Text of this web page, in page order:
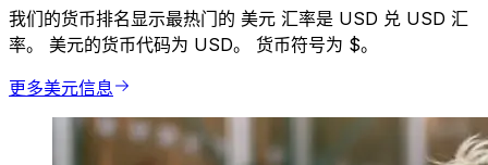
我们的货币排名显示最热门的 美元 汇率是 USD 兑 USD 汇
率。 美元的货币代码为 USD。 货币符号为 $。
更多美元信息